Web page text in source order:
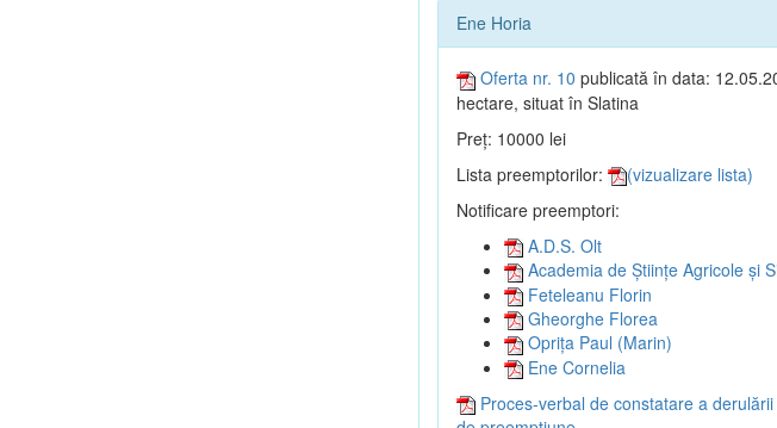
Ene Horia
Oferta nr. 10 publicată în data:
hectare, situat în Slatina
Preț: 10000 lei
Lista preemptorilor:
(vizualizare lista)
Notificare preemptori:
A.D.S. Olt
Academia de Științe Agricole și
Feteleanu Florin
Gheorghe Florea
Oprița Paul (Marin)
Ene Cornelia
Proces-verbal de constatare a